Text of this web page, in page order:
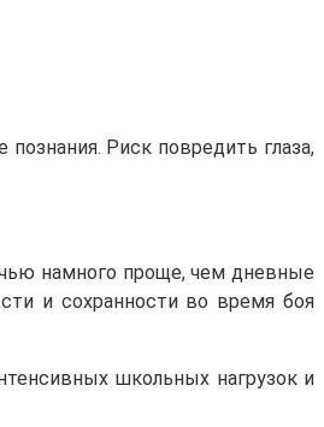
Риск повредить глаза,
намного проще, чем дневные
и сохранности во время боя
школьных нагрузок и